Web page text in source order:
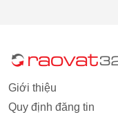
Giới thiệu
Quy định đăng tin